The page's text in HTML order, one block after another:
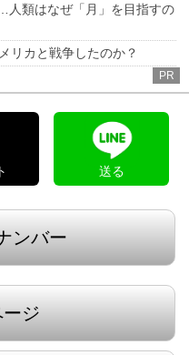
人類はなぜ「月」を目指すの
リカと戦争したのか？
PR
送る
ンバー
ージ